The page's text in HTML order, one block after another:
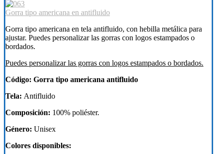
Gorra tipo americana en antifluido
Gorra tipo americana en tela antifluido, con hebilla metálica para
ajustar. Puedes personalizar las gorras con logos estampados o
bordados.
Puedes personalizar las gorras con logos estampados o bordados.
Código: Gorra tipo americana antifluido
Tela: Antifluido
Composición: 100% poliéster.
Género: Unisex
Colores disponibles: